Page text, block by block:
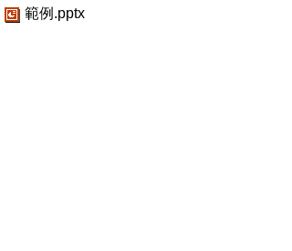
範例.pptx